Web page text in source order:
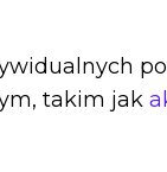
takim jak